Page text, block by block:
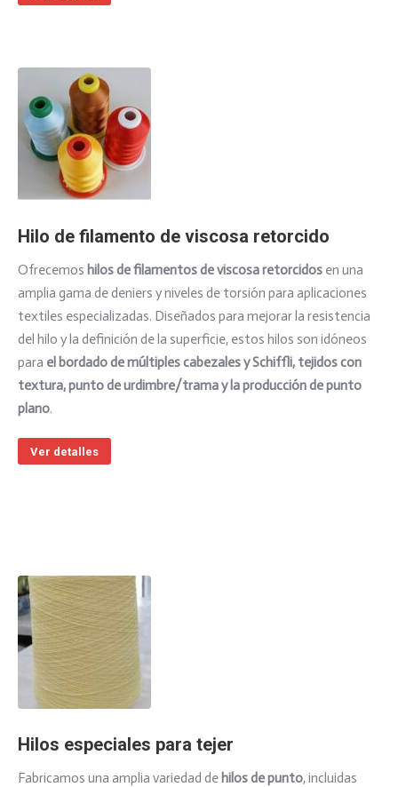
Hilo de filamento de viscosa retorcido
Ofrecemos hilos de filamentos de viscosa retorcidos en una
amplia gama de deniers y niveles de torsión para aplicaciones
textiles especializadas. Diseñados para mejorar la resistencia
del hilo y la definición de la superficie, estos hilos son idóneos
para el bordado de múltiples cabezales y Schiffli, tejidos con
textura, punto de urdimbre/trama y la producción de punto
plano.
Ver detalles
Hilos especiales para tejer
Fabricamos una amplia variedad de hilos de punto, incluidas